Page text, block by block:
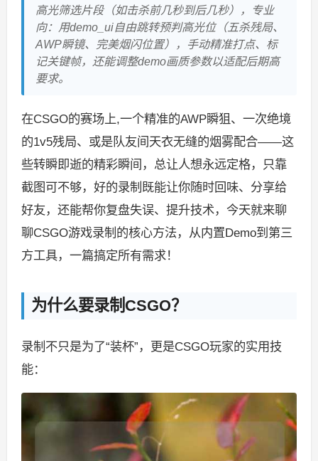
高光筛选片段（如击杀前几秒到后几秒），专业
向：用demo_ui自由跳转预判高光位（五杀残局、
AWP瞬镜、完美烟闪位置），手动精准打点、标
记关键帧，还能调整demo画质参数以适配后期高
要求。
在CSGO的赛场上,一个精准的AWP瞬狙、一次绝境
的1v5残局、或是队友间天衣无缝的烟雾配合——这
些转瞬即逝的精彩瞬间，总让人想永远定格，只靠
截图可不够，好的录制既能让你随时回味、分享给
好友，还能帮你复盘失误、提升技术，今天就来聊
聊CSGO游戏录制的核心方法，从内置Demo到第三
方工具，一篇搞定所有需求！
为什么要录制CSGO？
录制不只是为了“装杯”，更是CSGO玩家的实用技
能：